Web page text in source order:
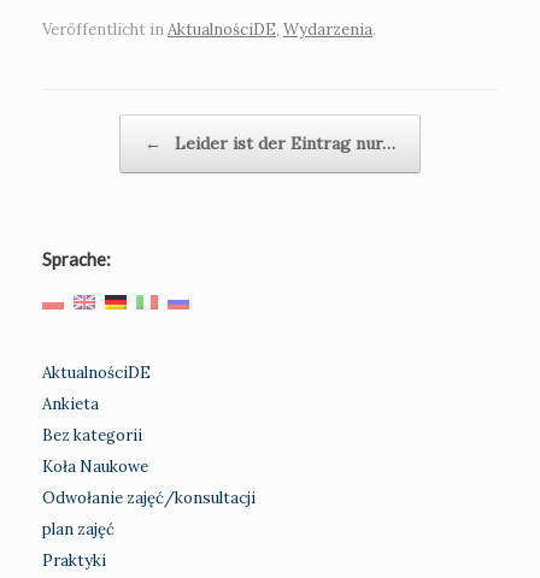
Veröffentlicht inAktualnościDE, Wydarzenia.
← Leider ist der Eintrag nur…
Sprache:
AktualnościDE
Ankieta
Bez kategorii
Koła Naukowe
Odwołanie zajęć/konsultacji
plan zajęć
Praktyki